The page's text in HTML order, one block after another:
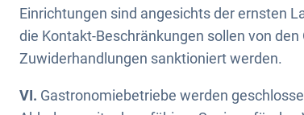
Einrichtungen sind angesichts der ernsten
die Kontakt-Beschränkungen sollen von
Zuwiderhandlungen sanktioniert werden.
VI. Gastronomiebetriebe werden